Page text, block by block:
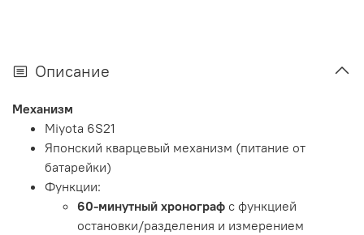
Описание
Механизм
Miyota 6S21
Японский кварцевый механизм (питание от
батарейки)
Функции:
60-минутный хронограф с функцией
остановки/разделения и измерением